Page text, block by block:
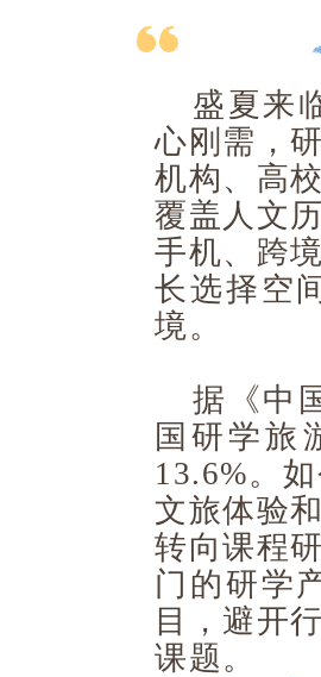
盛夏来
心刚需，
机构、高
覆盖人文
手机、跨
长选择空
境。
据《中
国研学旅
13.6%。
文旅体验
转向课程
门的研学
目，避开
课题。